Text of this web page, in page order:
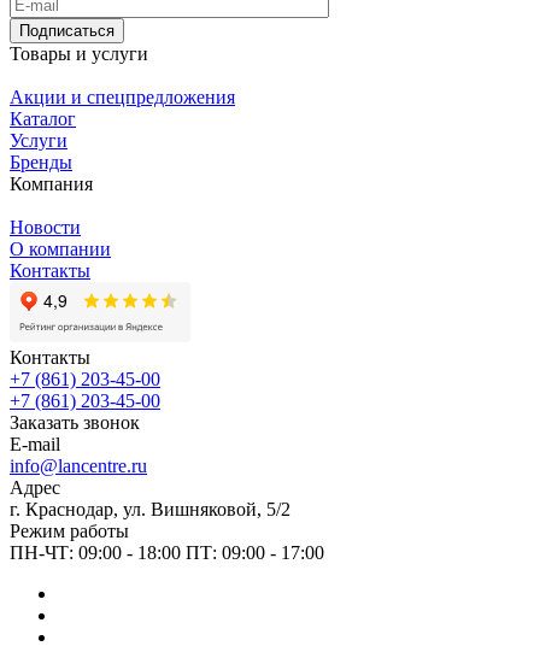
Подписаться
Товары и услуги
Акции и спецпредложения
Каталог
Услуги
Бренды
Компания
Новости
О компании
Контакты
Контакты
+7 (861) 203-45-00
+7 (861) 203-45-00
Заказать звонок
E-mail
info@lancentre.ru
Адрес
г. Краснодар, ул. Вишняковой, 5/2
Режим работы
ПН-ЧТ: 09:00 - 18:00 ПТ: 09:00 - 17:00